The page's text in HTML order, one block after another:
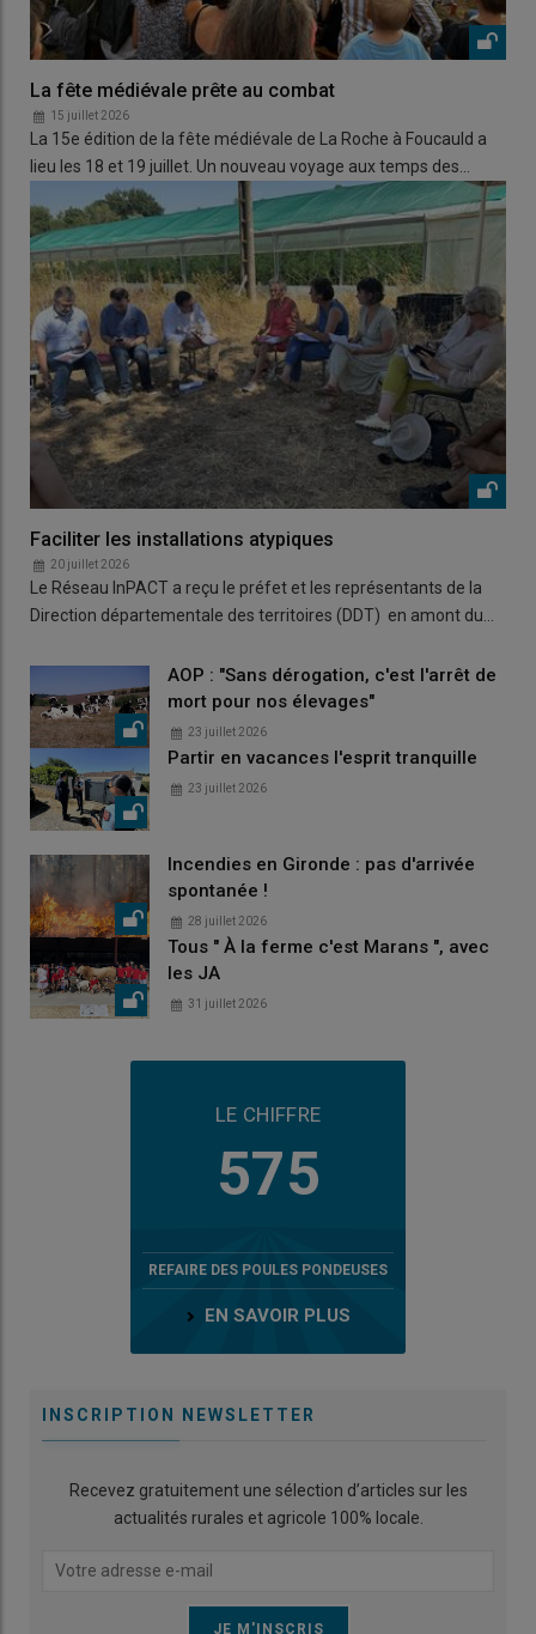
La fête médiévale prête au combat
15 juillet 2026
La 15e édition de la fête médiévale de La Roche à Foucauld a
lieu les 18 et 19 juillet. Un nouveau voyage aux temps des…
Faciliter les installations atypiques
20 juillet 2026
Le Réseau InPACT a reçu le préfet et les représentants de la
Direction départementale des territoires (DDT) en amont du…
AOP : "Sans dérogation, c'est l'arrêt de
mort pour nos élevages"
23 juillet 2026
Partir en vacances l'esprit tranquille
23 juillet 2026
Incendies en Gironde : pas d'arrivée
spontanée !
28 juillet 2026
Tous " À la ferme c'est Marans ", avec
les JA
31 juillet 2026
LE CHIFFRE
575
REFAIRE DES POULES PONDEUSES
EN SAVOIR PLUS
INSCRIPTION NEWSLETTER
Recevez gratuitement une sélection d’articles sur les
actualités rurales et agricole 100% locale.